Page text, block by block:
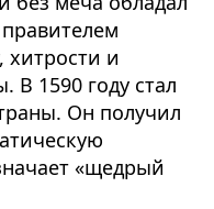
и
В 1590 году стал
Он получил
«щедрый